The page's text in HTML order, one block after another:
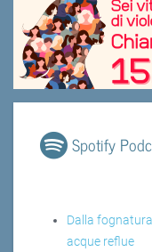
Spotify
Dalla
acque reflue